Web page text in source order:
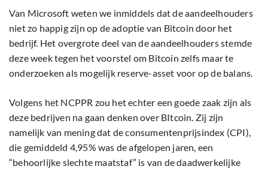
Van Microsoft weten we inmiddels dat de aandeelhouders
niet zo happig zijn op de adoptie van Bitcoin door het
bedrijf. Het overgrote deel van de aandeelhouders stemde
deze week tegen het voorstel om Bitcoin zelfs maar te
onderzoeken als mogelijk reserve-asset voor op de balans.
Volgens het NCPPR zou het echter een goede zaak zijn als
deze bedrijven na gaan denken over BItcoin. Zij zijn
namelijk van mening dat de consumentenprijsindex (CPI),
die gemiddeld 4,95% was de afgelopen jaren, een
“behoorlijke slechte maatstaf” is van de daadwerkelijke